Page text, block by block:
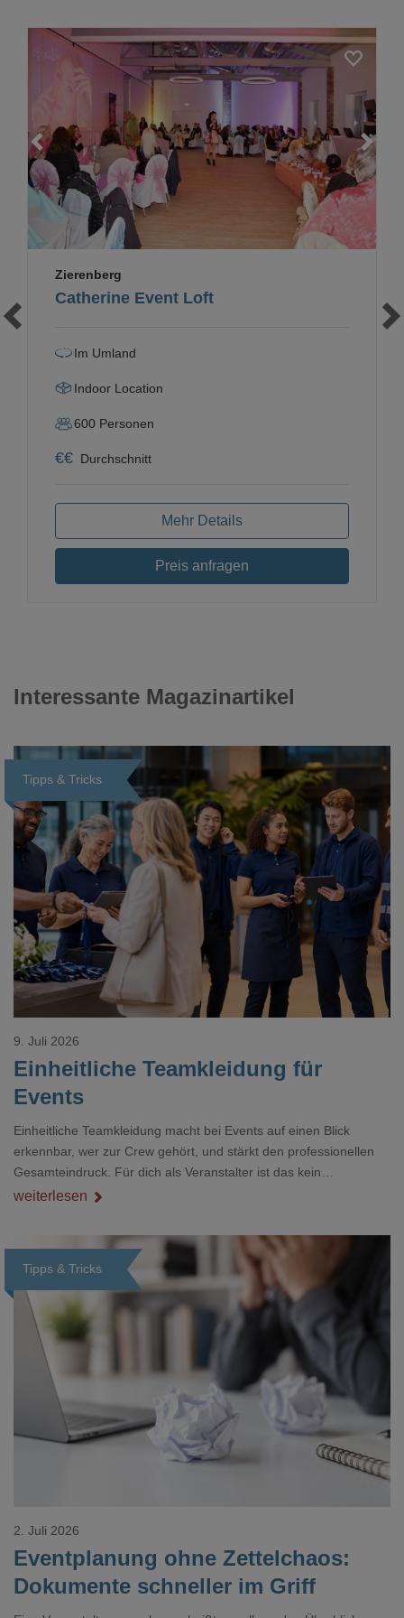
Catherine Event Loft
Zierenberg
Im Umland
Indoor Location
600 Personen
€€ Durchschnitt
Mehr Details
Preis anfragen
Interessante Magazinartikel
Tipps & Tricks
Loading...
Einheitliche Teamkleidung für
Events
9. Juli 2026
Einheitliche Teamkleidung macht bei Events auf einen Blick
erkennbar, wer zur Crew gehört, und stärkt den professionellen
Gesamteindruck. Für dich als Veranstalter ist das kein
Nebenthema: Bei Textilien mit Stickerei oder mehreren
weiterlesen
Tipps & Tricks
Eventplanung ohne Zettelchaos:
Dokumente schneller im Griff
2. Juli 2026